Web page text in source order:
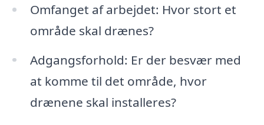
Omfanget af arbejdet: Hvor stort et
område skal drænes?
Adgangsforhold: Er der besvær med
at komme til det område, hvor
drænene skal installeres?